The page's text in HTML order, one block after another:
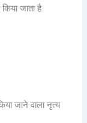
जाता है
जाने वाला नृत्य